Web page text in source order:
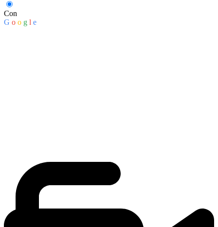
Con
G o o g l e